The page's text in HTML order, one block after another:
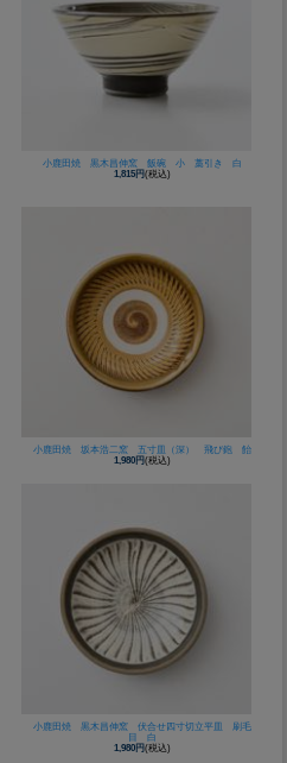
小鹿田焼 黒木昌伸窯 飯碗 小 藁引き 白
1,815円(税込)
小鹿田焼 坂本浩二窯 五寸皿（深） 飛び鉋 飴
1,980円(税込)
小鹿田焼 黒木昌伸窯 伏合せ四寸切立平皿 刷毛
目 白
1,980円(税込)